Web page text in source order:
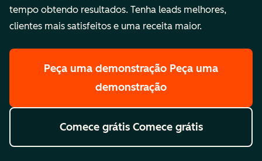
tempo obtendo resultados. Tenha leads melhores,
clientes mais satisfeitos e uma receita maior.
Peça uma demonstração Peça uma
demonstração
Comece grátis Comece grátis